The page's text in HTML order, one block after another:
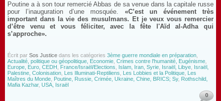
Poutine a à son tour remercié Abbas de sa venue dans la capitale russe
pour l’inauguration d’une mosquée. «C’est un événement très
important dans la vie des musulmans. Et je veux vous remercier
d’être venu et vous féliciter, avec la fête l'Aïd al-Adha qui
s’approche».
Écrit par Sos Justice dans les catégories 3ème guerre mondiale en préparation
Actualité, politique ou géopolitique, Economie Crimes contre l'humanité, Eugénisme
Europe, Euro, CEDH
France/Israël/Elections Islam, Iran, Syrie Israël, Libye Israël,
Palestine, Colonisation Les Illuminati-Reptiliens Les Lobbies et la Politique Les
Maîtres du Monde Poutine, Russie, Crimée, Ukraine, Chine, BRICS; Sy, Rothschild,
Mafia Kazhar, USA, Israël
0